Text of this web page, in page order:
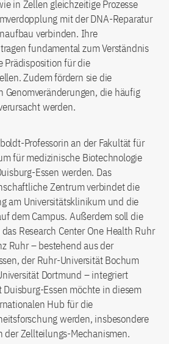
in Zellen gleichzeitige Prozesse
mit der DNA-Reparatur
verbinden. Ihre
fundamental zum Verständnis
Prädisposition für die
Zudem fördern sie die
Genomveränderungen, die häufig
werden.
Professorin an der Fakultät für
für medizinische Biotechnologie
Essen werden. Das
Zentrum verbindet die
am Universitätsklinikum und die
dem Campus. Außerdem soll die
Research Center One Health Ruhr
Ruhr – bestehend aus der
der Ruhr-Universität Bochum
Dortmund – integriert
Essen möchte in diesem
Hub für die
werden, insbesondere
der Zellteilungs-Mechanismen.